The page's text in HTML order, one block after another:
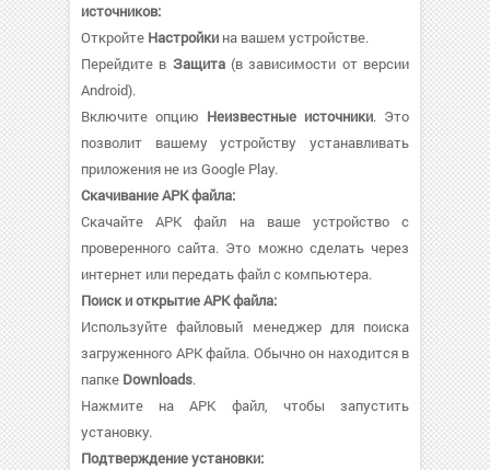
источников:
Откройте Настройки на вашем устройстве.
Перейдите в Защита(в зависимости от версии
Android).
Включите опцию Неизвестные источники. Это
позволит вашему устройству устанавливать
приложения не из Google Play.
Скачивание APK файла:
Скачайте APK файл на ваше устройство с
проверенного сайта. Это можно сделать через
интернет или передать файл с компьютера.
Поиск и открытие APK файла:
Используйте файловый менеджер для поиска
загруженного APK файла. Обычно он находится в
папке Downloads.
Нажмите на APK файл, чтобы запустить
установку.
Подтверждение установки: